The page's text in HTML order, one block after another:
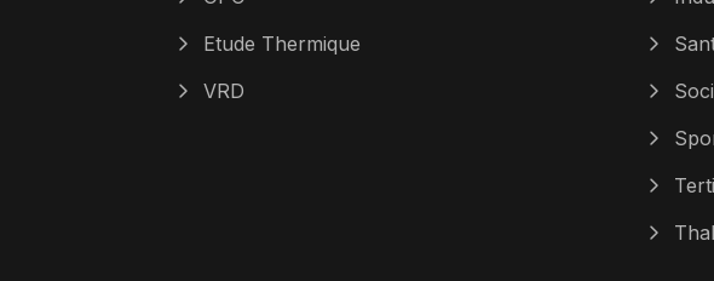
Etude Thermique
VRD